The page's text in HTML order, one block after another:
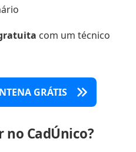
com um técnico
GRÁTIS
no CadÚnico?